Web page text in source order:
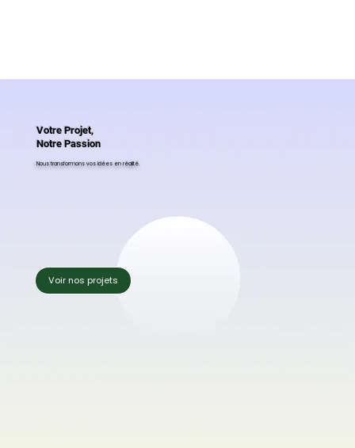
Votre Projet,
Notre Passion
Nous transformons vos idées en réalité.
Voir nos projets